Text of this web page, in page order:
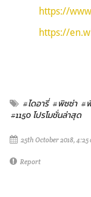
https://
https://
#ไดอารี่ #พิซซ่า #
#1150 โปรโมชั่นล่าสุด
25th October 2018, 4:25
Report